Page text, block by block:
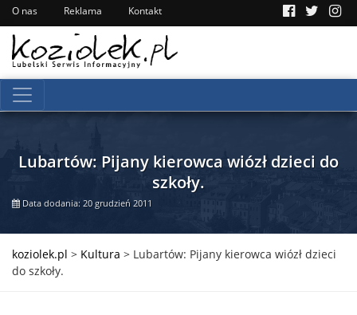
O nas Reklama Kontakt
Lubartów: Pijany kierowca wiózł dzieci do
szkoły.
Data dodania: 20 grudzień 2011
koziolek.pl > Kultura > Lubartów: Pijany kierowca wiózł dzieci
do szkoły.